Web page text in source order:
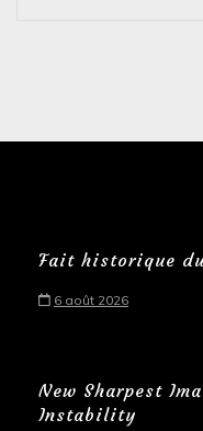
Fait historique
6 août 2026
New Sharpest
Instability